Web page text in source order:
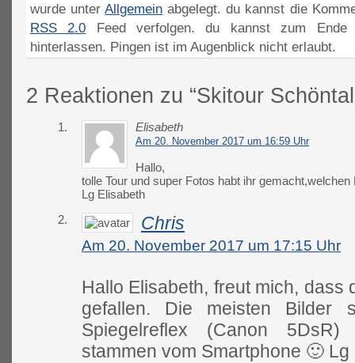
wurde unterAllgemein abgelegt. du kannst die
RSS 2.0 Feed verfolgen. du kannst zum Ende
hinterlassen. Pingen ist im Augenblick nicht erlaubt.
2 Reaktionen zu “Skitour
1. Elisabeth
Am 20. November 2017 um 16:59 Uhr
Hallo,
tolle Tour und super Fotos habt ihr
Lg Elisabeth
2.
Chris
Am 20. November 2017 um 17:15 Uhr
Hallo Elisabeth, freut mich, dass
gefallen. Die meisten Bilder
Spiegelreflex (Canon
stammen vom Smartphone 🙂 Lg